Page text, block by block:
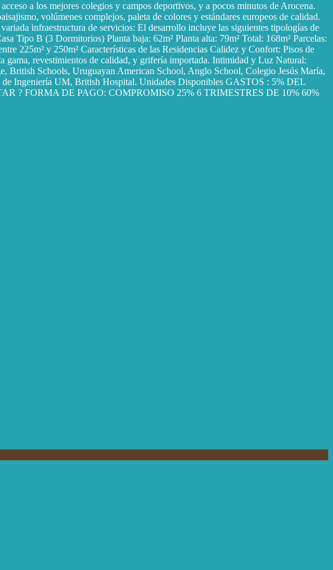
a los mejores colegios y campos deportivos, y a pocos minutos de Arocena.
volúmenes complejos, paleta de colores y estándares europeos de calidad.
infraestructura de servicios: El desarrollo incluye las siguientes tipologías de
Tipo B (3 Dormitorios) Planta baja: 62m² Planta alta: 79m² Total: 168m² Parcelas:
225m² y 250m² Características de las Residencias Calidez y Confort: Pisos de
revestimientos de calidad, y grifería importada. Intimidad y Luz Natural:
British Schools, Uruguayan American School, Anglo School, Colegio Jesús María,
Ingeniería UM, British Hospital. Unidades Disponibles GASTOS : 5% DEL
? FORMA DE PAGO: COMPROMISO 25% 6 TRIMESTRES DE 10% 60%